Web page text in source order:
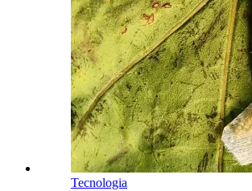
Tecnologia